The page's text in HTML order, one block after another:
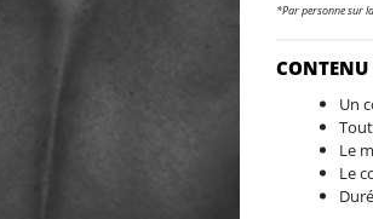
*Par personne sur
CONTENU
Un
Le
Le